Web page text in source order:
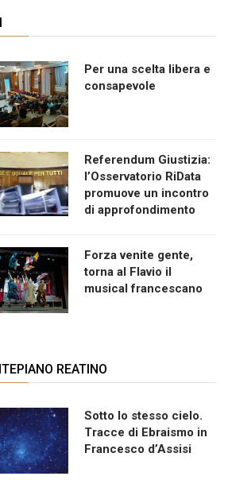
Per una scelta libera e
consapevole
Referendum Giustizia:
l’Osservatorio RiData
promuove un incontro
di approfondimento
Forza venite gente,
torna al Flavio il
musical francescano
REATINO
Sotto lo stesso cielo.
Tracce di Ebraismo in
Francesco d’Assisi